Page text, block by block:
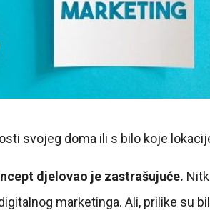
svojeg doma ili s bilo koje
djelovao je zastrašujuće.
marketinga. Ali, prilike su